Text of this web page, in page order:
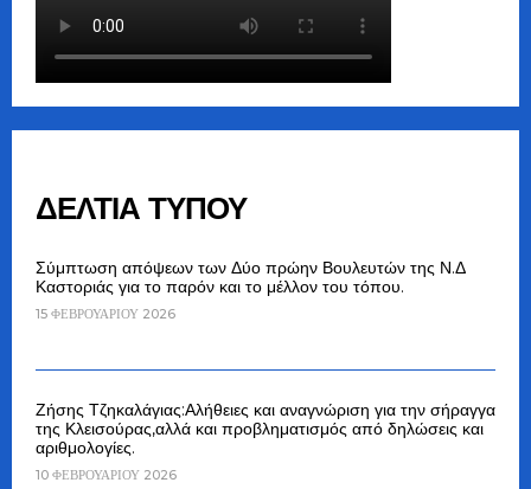
ΔΕΛΤΙΑ ΤΥΠΟΥ
Σύμπτωση απόψεων των Δύο πρώην Βουλευτών της Ν.Δ
Καστοριάς για το παρόν και το μέλλον του τόπου.
15 ΦΕΒΡΟΥΑΡΊΟΥ 2026
Ζήσης Τζηκαλάγιας:Αλήθειες και αναγνώριση για την σήραγγα
της Κλεισούρας,αλλά και προβληματισμός από δηλώσεις και
αριθμολογίες.
10 ΦΕΒΡΟΥΑΡΊΟΥ 2026